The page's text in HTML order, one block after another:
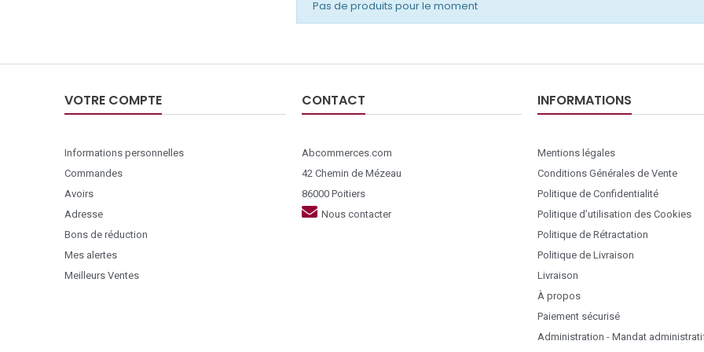
Pas de produits pour le moment
VOTRE COMPTE
Informations personnelles
Commandes
Avoirs
Adresse
Bons de réduction
Mes alertes
Meilleurs Ventes
CONTACT
Abcommerces.com
42 Chemin de Mézeau
86000 Poitiers
Nous contacter
INFORMATIONS
Mentions légales
Conditions Générales de Vente
Politique de Confidentialité
Politique d’utilisation des Cookies
Politique de Rétractation
Politique de Livraison
Livraison
À propos
Paiement sécurisé
Administration - Mandat